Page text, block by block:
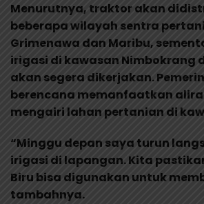
Menurutnya, traktor akan
beberapa wilayah sentra
Grimenawa dan Maribu,
irigasi di kawasan Nimbokrang
akan segera dikerjakan.
berencana memanfaatkan
mengairi lahan pertanian di
“Minggu depan saya turun
irigasi di lapangan. Kita
Biru bisa digunakan untuk
tambahnya.